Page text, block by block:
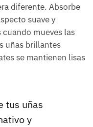
diferente. Absorbe
suave y
mueves las
uñas brillantes
se mantienen lisas
tus uñas
y